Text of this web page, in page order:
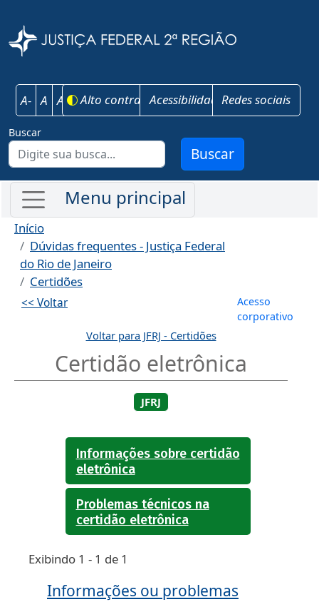
A- A A+ Alto contrasteAcessibilidadeRedes sociais
Buscar
Buscar
Início
Dúvidas frequentes - Justiça Federal
do Rio de Janeiro
Certidões
<< Voltar Menu de
Acesso
corporativo
Voltar para JFRJ - Certidões
Certidão eletrônica
JFRJ
Informações sobre certidão
eletrônica
Problemas técnicos na
certidão eletrônica
Exibindo 1 - 1 de 1
Informações ou problemas